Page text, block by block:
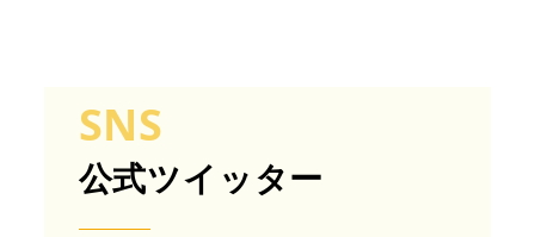
SNS
公式ツイッター